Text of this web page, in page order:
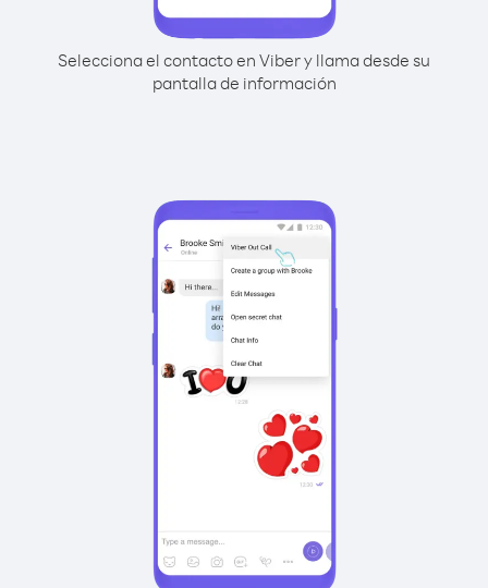
Selecciona el contacto en Viber y llama desde su
pantalla de información